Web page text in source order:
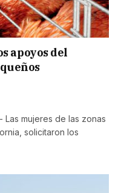
apoyos del
Las mujeres de las zonas
solicitaron los